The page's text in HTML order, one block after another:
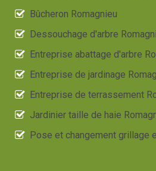
Bûcheron Romagnieu
Dessouchage d'arbre
Entreprise abattage d'arbre
Entreprise de jardinage
Entreprise de terrassement
Jardinier taille de haie
Pose et changement grillage